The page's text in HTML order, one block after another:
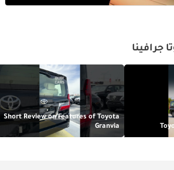
جرافينا
Short Review on Features of Toyota
Granvia